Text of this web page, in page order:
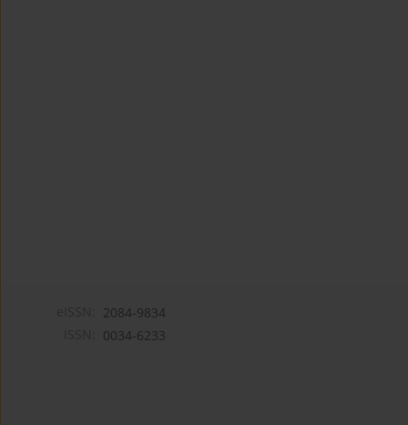
2084-9834
0034-6233